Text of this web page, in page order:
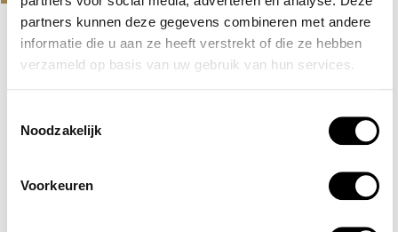
partners kunnen deze gegevens combineren met andere
informatie die u aan ze heeft verstrekt of die ze hebben
verzameld op basis van uw gebruik van hun services.
Noodzakelijk
Voorkeuren
EXCLUSIEF HUDAYRIYAT ISLAND, ABU DHABI
Een grootschalig project van Modon Properties in Abu
Lees verder